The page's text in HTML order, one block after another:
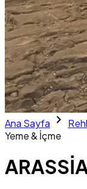
Ana Sayfa chevron_right
Yeme & İçme